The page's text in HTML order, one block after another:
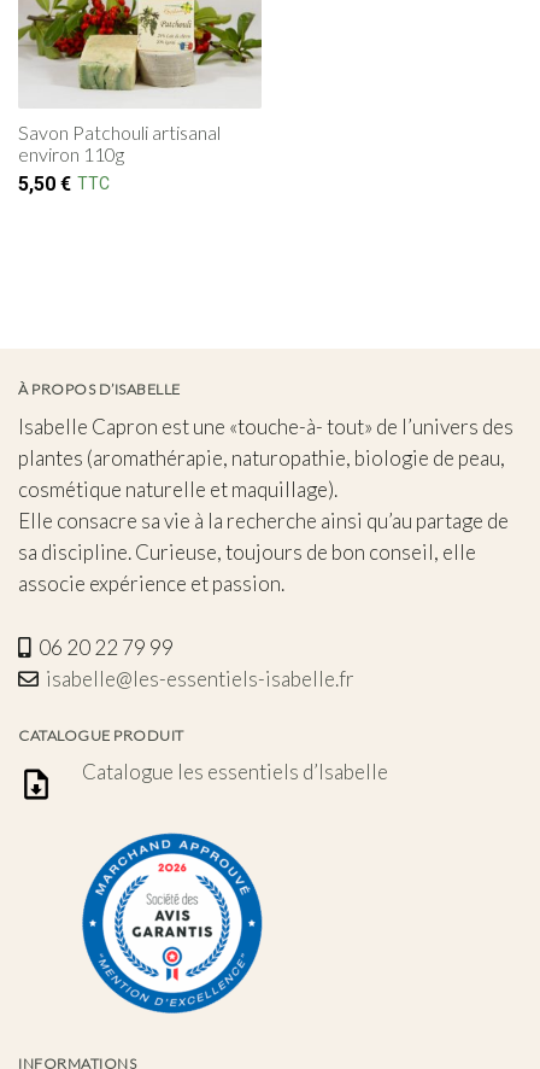
Savon Patchouli artisanal
environ 110g
5,50 € TTC
À PROPOS D’ISABELLE
Isabelle Capron est une «touche-à- tout» de l’univers des
plantes (aromathérapie, naturopathie, biologie de peau,
cosmétique naturelle et maquillage).
Elle consacre sa vie à la recherche ainsi qu’au partage de
sa discipline. Curieuse, toujours de bon conseil, elle
associe expérience et passion.
06 20 22 79 99
isabelle@les-essentiels-isabelle.fr
CATALOGUE PRODUIT
Catalogue les essentiels d’Isabelle
INFORMATIONS